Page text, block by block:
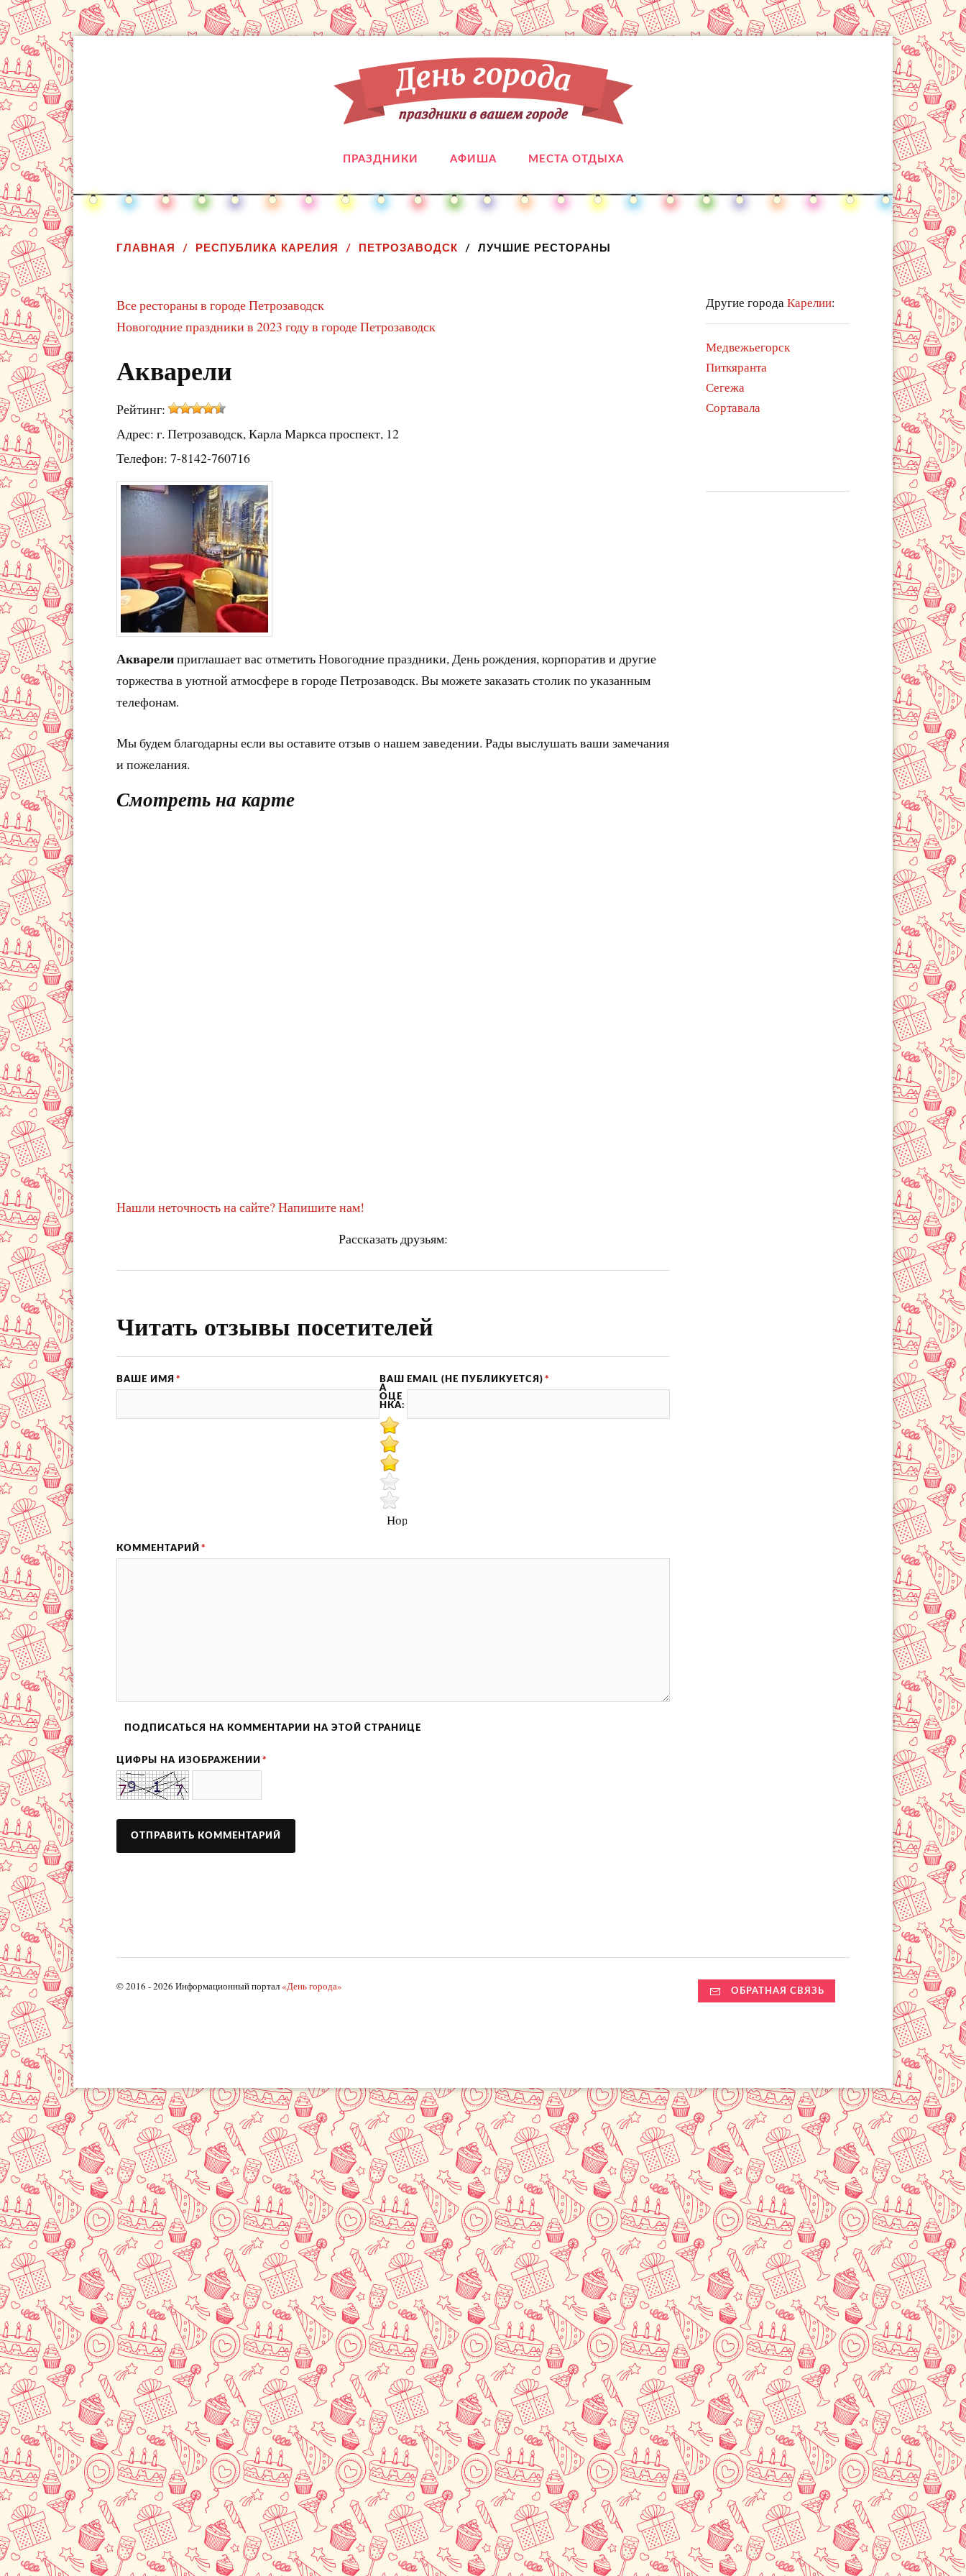
ПРАЗДНИКИ АФИША МЕСТА ОТДЫХА
ГЛАВНАЯ РЕСПУБЛИКА КАРЕЛИЯ ПЕТРОЗАВОДСК ЛУЧШИЕ РЕСТОРАНЫ
Другие городаКарелии:
Медвежьегорск
Питкяранта
Сегежа
Сортавала
Все рестораны в городе Петрозаводск
Новогодние праздники в 2023 году в городе Петрозаводск
Акварели
Рейтинг:
Адрес: г. Петрозаводск, Карла Маркса проспект, 12
Телефон: 7-8142-760716
Акварелиприглашает вас отметить Новогодние праздники, День рождения, корпоратив и другие
торжества в уютной атмосфере в городе Петрозаводск. Вы можете заказать столик по указанным
телефонам.
Мы будем благодарны если вы оставите отзыв о нашем заведении. Рады выслушать ваши замечания
и пожелания.
Смотреть на карте
Нашли неточность на сайте? Напишите нам!
Рассказать друзьям:
Читать отзывы посетителей
ВАШЕ ИМЯ * EMAIL (НЕ ПУБЛИКУЕТСЯ) *
ВАШ
А
ОЦЕ
НКА:
Нормально
КОММЕНТАРИЙ *
ПОДПИСАТЬСЯ НА КОММЕНТАРИИ НА ЭТОЙ СТРАНИЦЕ
ЦИФРЫ НА ИЗОБРАЖЕНИИ *
© 2016 - 2026 Информационный портал «День города» ОБРАТНАЯ СВЯЗЬ